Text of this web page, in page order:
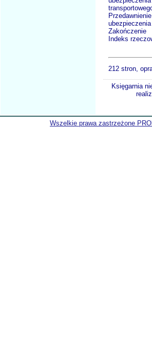
ubezpieczenia
Zakończenie
Indeks
212 stron,
Księgarnia
Wszelkie prawa zastrzeżone